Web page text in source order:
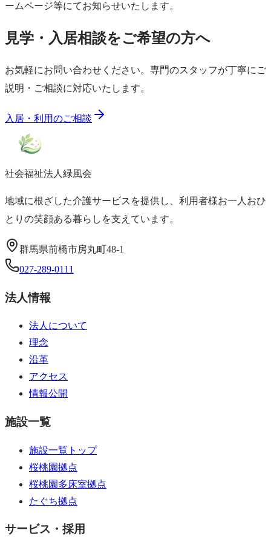
ームページ等にてお知らせいたします。
見学・入居相談をご希望の方へ
お気軽にお問い合わせください。専門のスタッフが丁寧にご
説明・ご相談に対応いたします。
入居・利用のご相談
社会福祉法人 緑風会
地域に根ざした介護サービスを提供し、利用者様お一人おひ
とりの笑顔ある暮らしを支えています。
群馬県前橋市房丸町48-1
027-289-0111
法人情報
法人について
理念
沿革
アクセス
情報公開
施設一覧
施設一覧トップ
桜桃園拠点
桜桃園多床室拠点
たぐち拠点
サービス・採用